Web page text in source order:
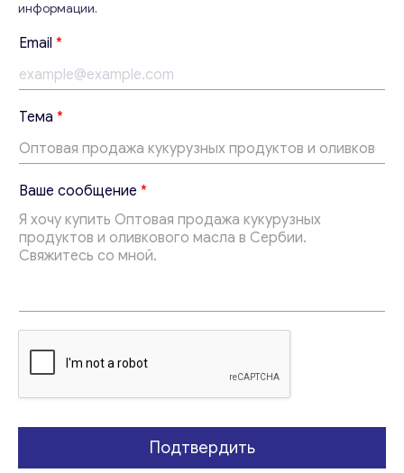
ближайшее время.
Email
Ваши комментарии
Свяжитесь со мной
информации.
Email *
*
E
m
a
i
l
с
о
о
е
Тема *
Ваше сообщение *
Подтвердить